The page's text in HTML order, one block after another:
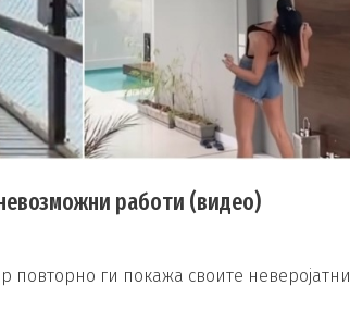
работи (видео)
повторно ги покажа своите неверојатни